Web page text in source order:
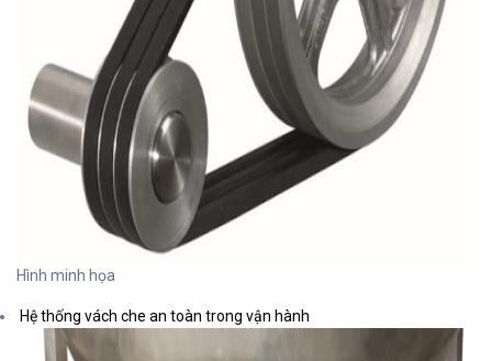
Hình minh họa
Hệ thống vách che an toàn trong vận hành